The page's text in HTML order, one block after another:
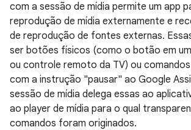
com a sessão de mídia permite um app
reprodução de mídia externamente e
de reprodução de fontes externas.
ser botões físicos (como o botão em
ou controle remoto da TV) ou
com a instrução "pausar" ao Google
sessão de mídia delega essas ao
ao player de mídia para o qual
comandos foram originados.